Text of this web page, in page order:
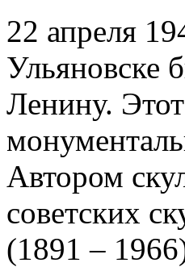
22 апреля
Ульяновске
Ленину.
Автором
советских
(1891 –